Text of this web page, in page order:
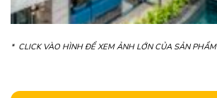
* CLICK VÀO HÌNH ĐỂ XEM ẢNH LỚN CỦA SẢN PHẨM